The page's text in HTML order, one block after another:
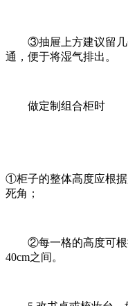
③抽屉上方建议留几
通，便于将湿气排出。
做定制组合柜时
①柜子的整体高度应根
死角；
②每一格的高度可根
40cm之间。